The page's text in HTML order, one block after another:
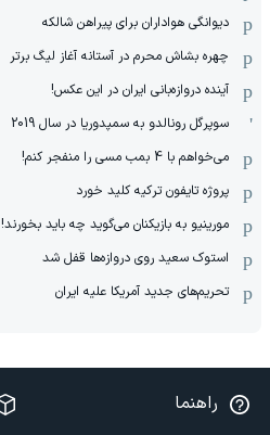
دیوانگی هواداران برای پیراهن شالکه
چهره بشاش محرم در آستانه آغاز لیگ برتر
آینده دروازه‌بانی ایران در این عکس!
سوپرگل رونالدو به سمپدوریا در سال 2019
می‌خواهم با 4 بمب مسی را منفجر کنم!
پروژه تایفون ترکیه کلید خورد
مورینیو به بازیکنان می‌گوید چه باید بخورند!
استوک سعید روی دروازه‌ها قفل شد
تحریم‌های جدید آمریکا علیه ایران
راهنما